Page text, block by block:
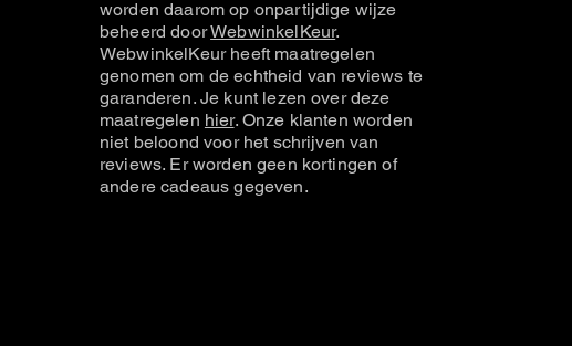
worden daarom op onpartijdige wijze
beheerd doorWebwinkelKeur.
WebwinkelKeur heeft maatregelen
genomen om de echtheid van reviews te
garanderen. Je kunt lezen over deze
maatregelen hier. Onze klanten worden
niet beloond voor het schrijven van
reviews. Er worden geen kortingen of
andere cadeaus gegeven.